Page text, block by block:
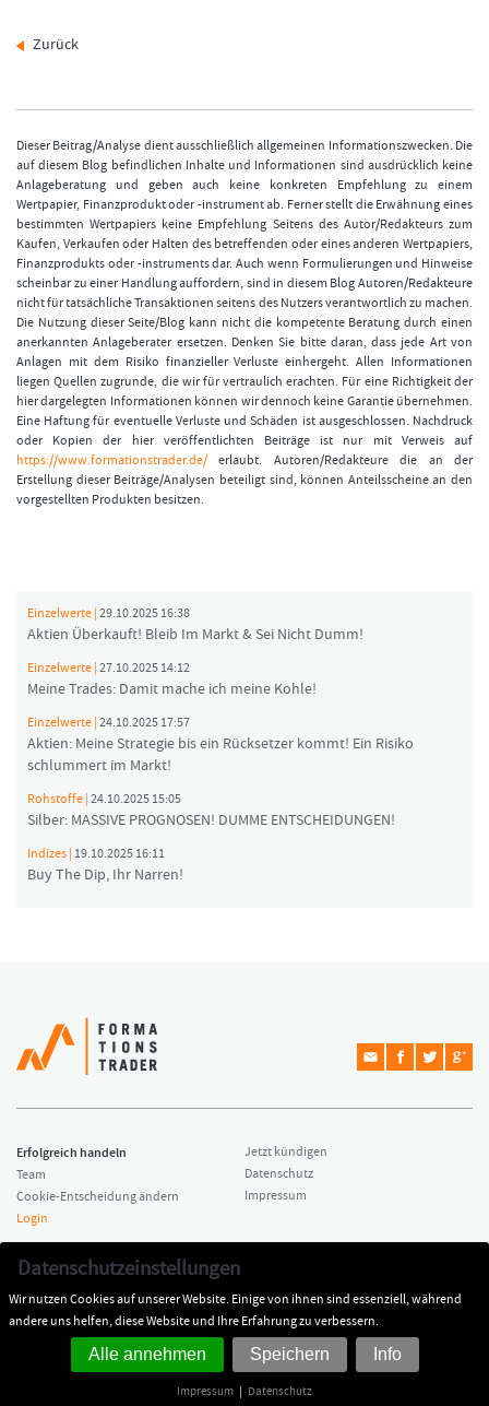
Zurück
Dieser Beitrag/Analyse dient ausschließlich allgemeinen Informationszwecken. Die
auf diesem Blog befindlichen Inhalte und Informationen sind ausdrücklich keine
Anlageberatung und geben auch keine konkreten Empfehlung zu einem
Wertpapier, Finanzprodukt oder -instrument ab. Ferner stellt die Erwähnung eines
bestimmten Wertpapiers keine Empfehlung Seitens des Autor/Redakteurs zum
Kaufen, Verkaufen oder Halten des betreffenden oder eines anderen Wertpapiers,
Finanzprodukts oder -instruments dar. Auch wenn Formulierungen und Hinweise
scheinbar zu einer Handlung auffordern, sind in diesem Blog Autoren/Redakteure
nicht für tatsächliche Transaktionen seitens des Nutzers verantwortlich zu machen.
Die Nutzung dieser Seite/Blog kann nicht die kompetente Beratung durch einen
anerkannten Anlageberater ersetzen. Denken Sie bitte daran, dass jede Art von
Anlagen mit dem Risiko finanzieller Verluste einhergeht. Allen Informationen
liegen Quellen zugrunde, die wir für vertraulich erachten. Für eine Richtigkeit der
hier dargelegten Informationen können wir dennoch keine Garantie übernehmen.
Eine Haftung für eventuelle Verluste und Schäden ist ausgeschlossen. Nachdruck
oder Kopien der hier veröffentlichten Beiträge ist nur mit Verweis auf
https://www.formationstrader.de/ erlaubt. Autoren/Redakteure die an der
Erstellung dieser Beiträge/Analysen beteiligt sind, können Anteilsscheine an den
vorgestellten Produkten besitzen.
Einzelwerte | 29.10.2025 16:38
Aktien Überkauft! Bleib Im Markt & Sei Nicht Dumm!
Einzelwerte | 27.10.2025 14:12
Meine Trades: Damit mache ich meine Kohle!
Einzelwerte | 24.10.2025 17:57
Aktien: Meine Strategie bis ein Rücksetzer kommt! Ein Risiko
schlummert im Markt!
Rohstoffe | 24.10.2025 15:05
Silber: MASSIVE PROGNOSEN! DUMME ENTSCHEIDUNGEN!
Indizes | 19.10.2025 16:11
Buy The Dip, Ihr Narren!
Erfolgreich handeln
Team
Cookie-Entscheidung ändern
Datenschutzeinstellungen
Wir nutzen Cookies auf unserer Website. Einige von ihnen sind essenziell, während
andere uns helfen, diese Website und Ihre Erfahrung zu verbessern.
Alle annehmen Speichern Info
Impressum | Datenschutz
Login
Jetzt kündigen
Datenschutz
Impressum
Copyright © 2026 Formationstrader
Impressum
kontakt@formationstrader.de